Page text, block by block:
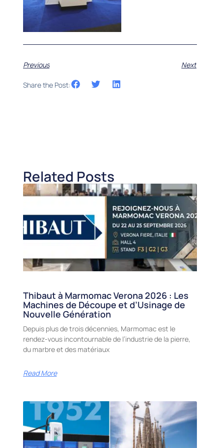
Previous Next
Share the Post:
Related Posts
Thibaut à Marmomac Verona 2026 : Les
Machines de Découpe et d’Usinage de
Nouvelle Génération
Depuis plus de trois décennies, Marmomac est le
rendez-vous incontournable de l’industrie de la pierre,
du marbre et des matériaux
Read More